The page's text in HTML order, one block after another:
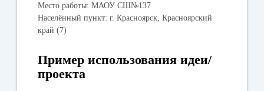
Место работы: МАОУ СШ№137
Населённый пункт: г. Красноярск, Красноярский
край (7)
Пример использования идеи/
проекта